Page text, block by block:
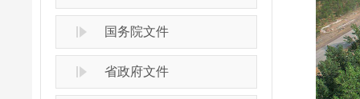
国务院文件
省政府文件